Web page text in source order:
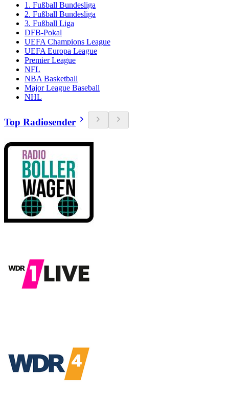
1. Fußball Bundesliga
2. Fußball Bundesliga
3. Fußball Liga
DFB-Pokal
UEFA Champions League
UEFA Europa League
Premier League
NFL
NBA Basketball
Major League Baseball
NHL
Top Radiosender